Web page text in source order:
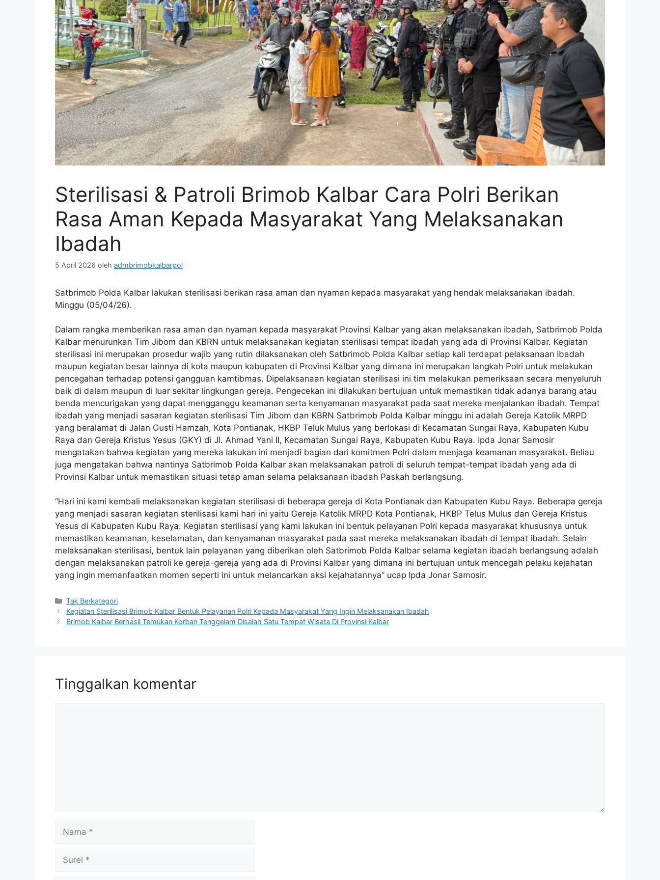
Sterilisasi & Patroli Brimob Kalbar Cara Polri Berikan
Rasa Aman Kepada Masyarakat Yang Melaksanakan
Ibadah
5 April 2026 oleh admbrimobkalbarpol
Satbrimob Polda Kalbar lakukan sterilisasi berikan rasa aman dan nyaman kepada masyarakat yang hendak melaksanakan ibadah.
Minggu (05/04/26).
Dalam rangka memberikan rasa aman dan nyaman kepada masyarakat Provinsi Kalbar yang akan melaksanakan ibadah, Satbrimob Polda
Kalbar menurunkan Tim Jibom dan KBRN untuk melaksanakan kegiatan sterilisasi tempat ibadah yang ada di Provinsi Kalbar. Kegiatan
sterilisasi ini merupakan prosedur wajib yang rutin dilaksanakan oleh Satbrimob Polda Kalbar setiap kali terdapat pelaksanaan ibadah
maupun kegiatan besar lainnya di kota maupun kabupaten di Provinsi Kalbar yang dimana ini merupakan langkah Polri untuk melakukan
pencegahan terhadap potensi gangguan kamtibmas. Dipelaksanaan kegiatan sterilisasi ini tim melakukan pemeriksaan secara menyeluruh
baik di dalam maupun di luar sekitar lingkungan gereja. Pengecekan ini dilakukan bertujuan untuk memastikan tidak adanya barang atau
benda mencurigakan yang dapat mengganggu keamanan serta kenyamanan masyarakat pada saat mereka menjalankan ibadah. Tempat
ibadah yang menjadi sasaran kegiatan sterilisasi Tim Jibom dan KBRN Satbrimob Polda Kalbar minggu ini adalah Gereja Katolik MRPD
yang beralamat di Jalan Gusti Hamzah, Kota Pontianak, HKBP Teluk Mulus yang berlokasi di Kecamatan Sungai Raya, Kabupaten Kubu
Raya dan Gereja Kristus Yesus (GKY) di Jl. Ahmad Yani II, Kecamatan Sungai Raya, Kabupaten Kubu Raya. Ipda Jonar Samosir
mengatakan bahwa kegiatan yang mereka lakukan ini menjadi bagian dari komitmen Polri dalam menjaga keamanan masyarakat. Beliau
juga mengatakan bahwa nantinya Satbrimob Polda Kalbar akan melaksanakan patroli di seluruh tempat-tempat ibadah yang ada di
Provinsi Kalbar untuk memastikan situasi tetap aman selama pelaksanaan ibadah Paskah berlangsung.
“Hari ini kami kembali melaksanakan kegiatan sterilisasi di beberapa gereja di Kota Pontianak dan Kabupaten Kubu Raya. Beberapa gereja
yang menjadi sasaran kegiatan sterilisasi kami hari ini yaitu Gereja Katolik MRPD Kota Pontianak, HKBP Telus Mulus dan Gereja Kristus
Yesus di Kabupaten Kubu Raya. Kegiatan sterilisasi yang kami lakukan ini bentuk pelayanan Polri kepada masyarakat khususnya untuk
memastikan keamanan, keselamatan, dan kenyamanan masyarakat pada saat mereka melaksanakan ibadah di tempat ibadah. Selain
melaksanakan sterilisasi, bentuk lain pelayanan yang diberikan oleh Satbrimob Polda Kalbar selama kegiatan ibadah berlangsung adalah
dengan melaksanakan patroli ke gereja-gereja yang ada di Provinsi Kalbar yang dimana ini bertujuan untuk mencegah pelaku kejahatan
yang ingin memanfaatkan momen seperti ini untuk melancarkan aksi kejahatannya” ucap Ipda Jonar Samosir.
Kategori
Tak Berkategori
Kegiatan Sterilisasi Brimob Kalbar Bentuk Pelayanan Polri Kepada Masyarakat Yang Ingin Melaksanakan Ibadah
Brimob Kalbar Berhasil Temukan Korban Tenggelam Disalah Satu Tempat Wisata Di Provinsi Kalbar
Tinggalkan komentar
Nama
Surel